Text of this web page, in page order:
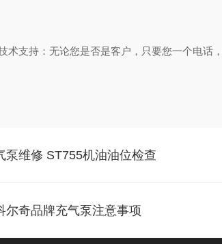
术支持：无论您是否是客户，只要您一个电
泵维修 ST755机油油位检查
尔奇品牌充气泵注意事项